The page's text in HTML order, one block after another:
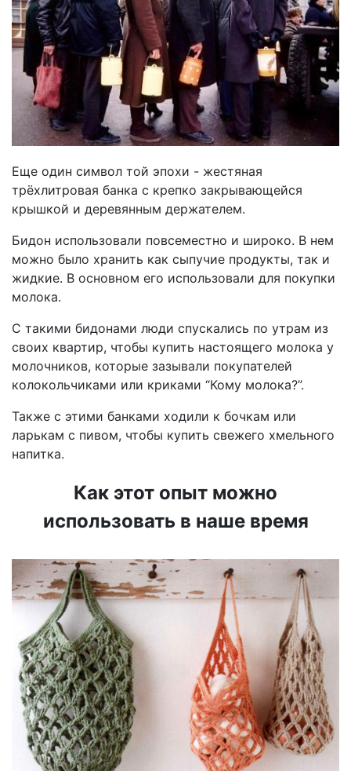
Еще один символ той эпохи - жестяная
трёхлитровая банка с крепко закрывающейся
крышкой и деревянным держателем.
Бидон использовали повсеместно и широко. В нем
можно было хранить как сыпучие продукты, так и
жидкие. В основном его использовали для покупки
молока.
С такими бидонами люди спускались по утрам из
своих квартир, чтобы купить настоящего молока у
молочников, которые зазывали покупателей
колокольчиками или криками “Кому молока?”.
Также с этими банками ходили к бочкам или
ларькам с пивом, чтобы купить свежего хмельного
напитка.
Как этот опыт можно
использовать в наше время